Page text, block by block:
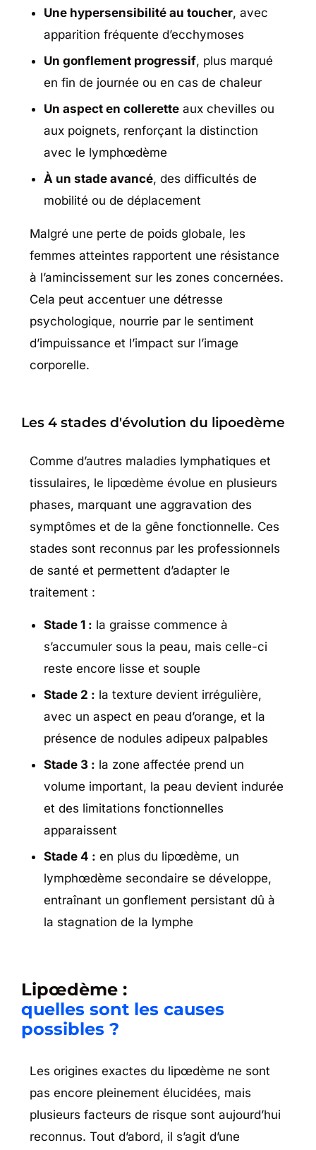
Une hypersensibilité au toucher, avec
apparition fréquente d’ecchymoses
Un gonflement progressif, plus marqué
en fin de journée ou en cas de chaleur
Un aspect en collerette aux chevilles ou
aux poignets, renforçant la distinction
avec le lymphœdème
À un stade avancé, des difficultés de
mobilité ou de déplacement
Malgré une perte de poids globale, les
femmes atteintes rapportent une résistance
à l’amincissement sur les zones concernées.
Cela peut accentuer une détresse
psychologique, nourrie par le sentiment
d’impuissance et l’impact sur l’image
corporelle.
Les 4 stades d'évolution du lipoedème
Comme d’autres maladies lymphatiques et
tissulaires, le lipœdème évolue en plusieurs
phases, marquant une aggravation des
symptômes et de la gêne fonctionnelle. Ces
stades sont reconnus par les professionnels
de santé et permettent d’adapter le
traitement :
Stade 1 : la graisse commence à
s’accumuler sous la peau, mais celle-ci
reste encore lisse et souple
Stade 2 : la texture devient irrégulière,
avec un aspect en peau d’orange, et la
présence de nodules adipeux palpables
Stade 3 : la zone affectée prend un
volume important, la peau devient indurée
et des limitations fonctionnelles
apparaissent
Stade 4 : en plus du lipœdème, un
lymphœdème secondaire se développe,
entraînant un gonflement persistant dû à
la stagnation de la lymphe
Lipœdème :
quelles sont les causes
possibles ?
Les origines exactes du lipœdème ne sont
pas encore pleinement élucidées, mais
plusieurs facteurs de risque sont aujourd’hui
reconnus. Tout d’abord, il s’agit d’une